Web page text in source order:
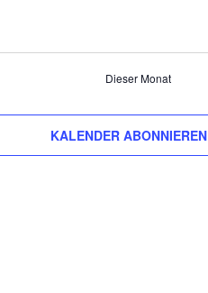
Dieser Monat
KALENDER ABONNIEREN